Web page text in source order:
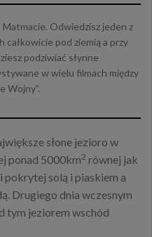
Matmacie. Odwiedzisz jeden z
całkowicie pod ziemią a przy
podziwiać słynne
w wielu filmach między
Wojny”.
słone jezioro w
ponad 5000km2 równej jak
pokrytej solą i piaskiem a
Drugiego dnia wczesnym
tym jeziorem wschód